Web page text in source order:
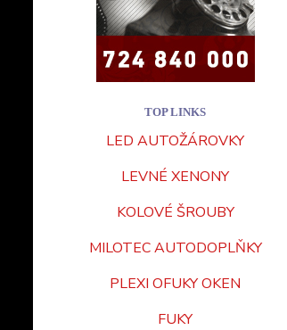
TOP LINKS
LED AUTOŽÁROVKY
LEVNÉ XENONY
KOLOVÉ ŠROUBY
MILOTEC AUTODOPLŇKY
PLEXI OFUKY OKEN
FUKY